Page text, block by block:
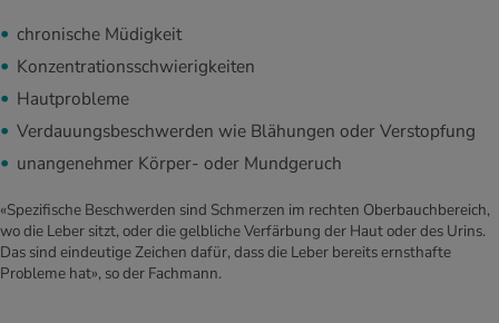
chronische Müdigkeit
Konzentrationsschwierigkeiten
Hautprobleme
Verdauungsbeschwerden wie Blähungen oder Verstopfung
unangenehmer Körper- oder Mundgeruch
«Spezifische Beschwerden sind Schmerzen im rechten Oberbauchbereich,
wo die Leber sitzt, oder die gelbliche Verfärbung der Haut oder des Urins.
Das sind eindeutige Zeichen dafür, dass die Leber bereits ernsthafte
Probleme hat», so der Fachmann.